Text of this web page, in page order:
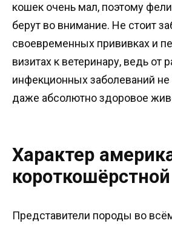
кошек очень мал, поэтому
берут во внимание. Не стоит
своевременных прививках и
визитах к ветеринару, ведь от
инфекционных заболеваний не
даже абсолютно здоровое
Характер
Представители породы во